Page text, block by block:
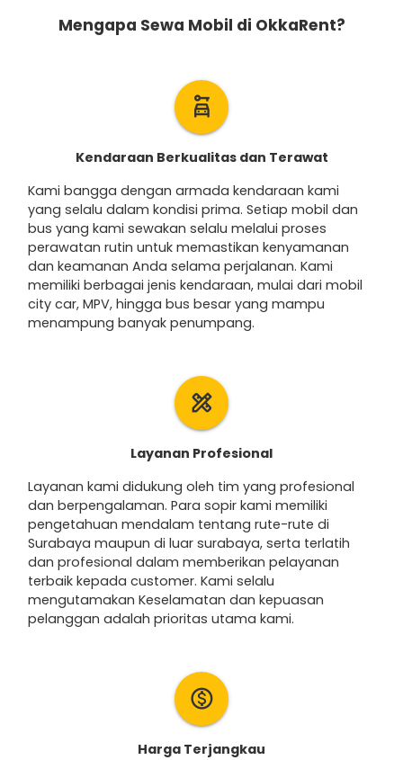
Mengapa Sewa Mobil di OkkaRent?
car_rental
Kendaraan Berkualitas dan Terawat
Kami bangga dengan armada kendaraan kami
yang selalu dalam kondisi prima. Setiap mobil dan
bus yang kami sewakan selalu melalui proses
perawatan rutin untuk memastikan kenyamanan
dan keamanan Anda selama perjalanan. Kami
memiliki berbagai jenis kendaraan, mulai dari mobil
city car, MPV, hingga bus besar yang mampu
menampung banyak penumpang.
design_services
Layanan Profesional
Layanan kami didukung oleh tim yang profesional
dan berpengalaman. Para sopir kami memiliki
pengetahuan mendalam tentang rute-rute di
Surabaya maupun di luar surabaya, serta terlatih
dan profesional dalam memberikan pelayanan
terbaik kepada customer. Kami selalu
mengutamakan Keselamatan dan kepuasan
pelanggan adalah prioritas utama kami.
monetization_on
Harga Terjangkau